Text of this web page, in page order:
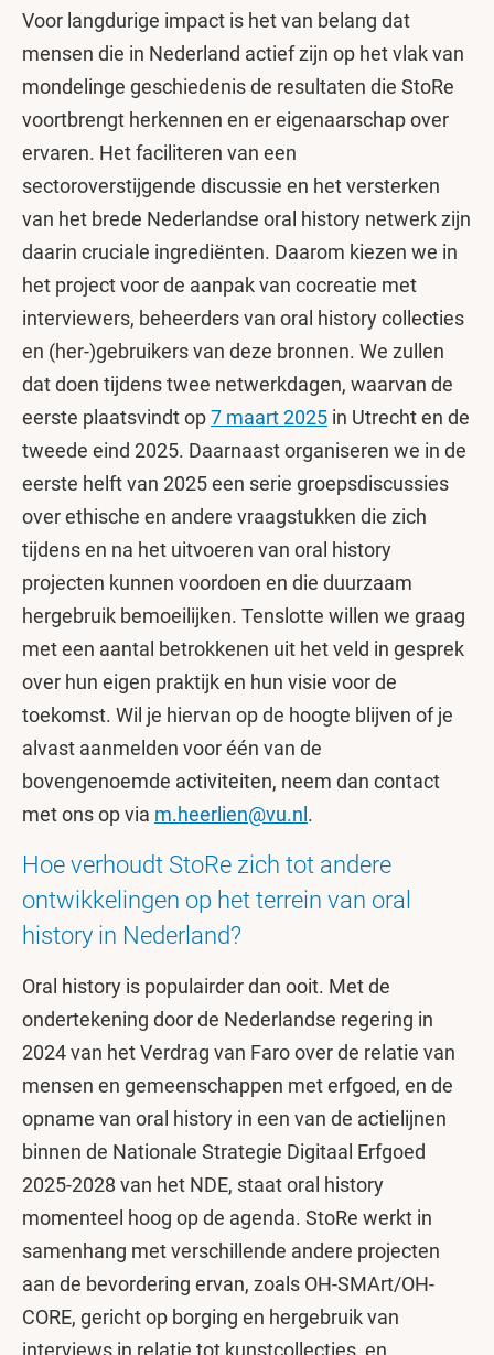
Voor langdurige impact is het van belang dat
mensen die in Nederland actief zijn op het vlak van
mondelinge geschiedenis de resultaten die StoRe
voortbrengt herkennen en er eigenaarschap over
ervaren. Het faciliteren van een
sectoroverstijgende discussie en het versterken
van het brede Nederlandse oral history netwerk zijn
daarin cruciale ingrediënten. Daarom kiezen we in
het project voor de aanpak van cocreatie met
interviewers, beheerders van oral history collecties
en (her-)gebruikers van deze bronnen. We zullen
dat doen tijdens twee netwerkdagen, waarvan de
eerste plaatsvindt op7 maart 2025 in Utrecht en de
tweede eind 2025. Daarnaast organiseren we in de
eerste helft van 2025 een serie groepsdiscussies
over ethische en andere vraagstukken die zich
tijdens en na het uitvoeren van oral history
projecten kunnen voordoen en die duurzaam
hergebruik bemoeilijken. Tenslotte willen we graag
met een aantal betrokkenen uit het veld in gesprek
over hun eigen praktijk en hun visie voor de
toekomst. Wil je hiervan op de hoogte blijven of je
alvast aanmelden voor één van de
bovengenoemde activiteiten, neem dan contact
met ons op via m.heerlien@vu.nl .
Hoe verhoudt StoRe zich tot andere
ontwikkelingen op het terrein van oral
history in Nederland?
Oral history is populairder dan ooit. Met de
ondertekening door de Nederlandse regering in
2024 van het Verdrag van Faro over de relatie van
mensen en gemeenschappen met erfgoed, en de
opname van oral history in een van de actielijnen
binnen de Nationale Strategie Digitaal Erfgoed
2025-2028 van het NDE, staat oral history
momenteel hoog op de agenda. StoRe werkt in
samenhang met verschillende andere projecten
aan de bevordering ervan, zoals OH-SMArt/OH-
CORE, gericht op borging en hergebruik van
interviews in relatie tot kunstcollecties, en